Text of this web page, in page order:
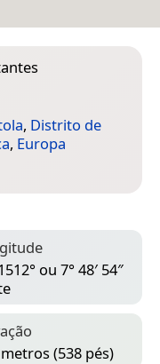
, Distrito de
, Europa
ou 7° 48′ 54″
(538 pés)